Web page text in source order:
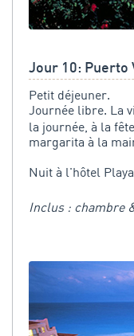
Jour 10: Puerto
Petit déjeuner.
Journée libre. La
la journée, à la
margarita à la
Nuit à l'hôtel
Inclus : chambre